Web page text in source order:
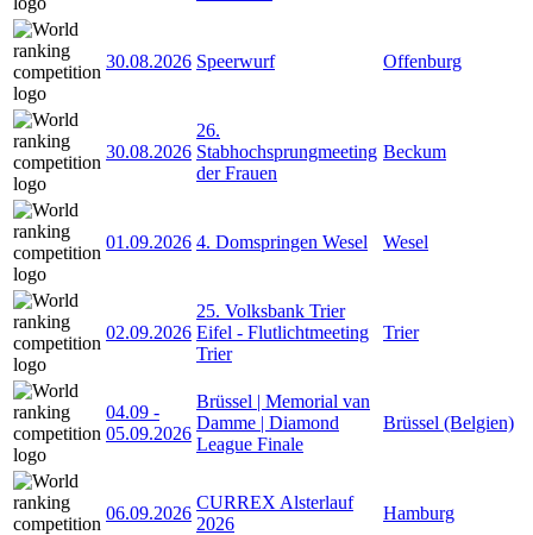
30.08.2026 Speerwurf Offenburg
30.08.2026
26.
Stabhochsprungmeeting
der Frauen
Beckum
01.09.2026 4. Domspringen Wesel Wesel
02.09.2026
25. Volksbank Trier
Eifel - Flutlichtmeeting
Trier
Trier
04.09 -
05.09.2026
Brüssel | Memorial van
Damme | Diamond
League Finale
Brüssel (Belgien)
06.09.2026
CURREX Alsterlauf
2026
Hamburg